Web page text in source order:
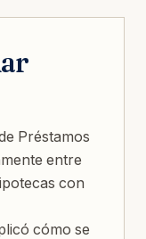
Préstamos
entre
con
cómo se